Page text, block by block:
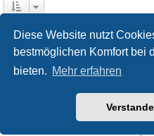
Diese Website nutzt
bestmöglichen Komfort bei
bieten. Mehr erfahren
Powered byphpBB®